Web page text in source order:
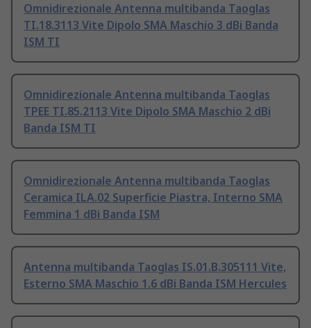
Omnidirezionale Antenna multibanda Taoglas
TI.18.3113 Vite Dipolo SMA Maschio 3 dBi Banda
ISM TI
Omnidirezionale Antenna multibanda Taoglas
TPEE TI.85.2113 Vite Dipolo SMA Maschio 2 dBi
Banda ISM TI
Omnidirezionale Antenna multibanda Taoglas
Ceramica ILA.02 Superficie Piastra, Interno SMA
Femmina 1 dBi Banda ISM
Antenna multibanda Taoglas IS.01.B.305111 Vite,
Esterno SMA Maschio 1.6 dBi Banda ISM Hercules